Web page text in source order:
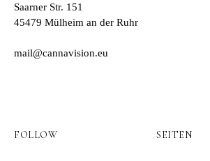
Saarner Str. 151
45479 Mülheim an der Ruhr
mail@cannavision.eu
FOLLOW SEITEN